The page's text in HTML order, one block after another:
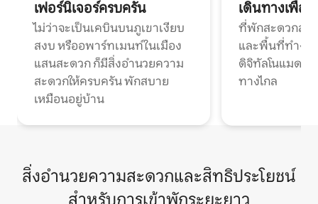
เฟอร์นิเจอร์ครบครัน
ไม่ว่าจะเป็นเคบินบนภูเขาเงียบ
สงบ หรืออพาร์ทเมนท์ในเมือง
แสนสะดวก ก็มีสิ่งอำนวยความ
สะดวกให้ครบครัน พักสบาย
เหมือนอยู่บ้าน
เดินทางเพื่อ
ที่พักสะดวกสบ
และพื้นที่ทำงา
ดิจิทัลโนแมดแ
ทางไกล
สิ่งอำนวยความสะดวกและสิทธิประโยชน์
สำหรับการเข้าพักระยะยาว